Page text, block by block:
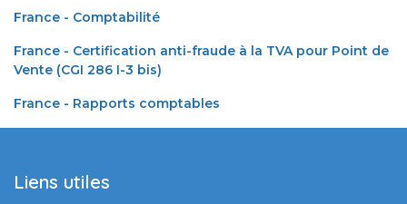
France - Comptabilité
France - Certification anti-fraude à la TVA pour Point de
Vente (CGI 286 I-3 bis)
France - Rapports comptables
Liens utiles